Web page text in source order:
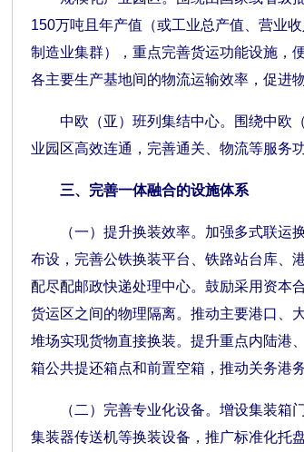
150万吨且年产值（或工业总产值、营业
制造业集群），重点完善货运功能设施，
各主要生产基地间的物流运输效率，促进
中欧（亚）班列集结中心。围绕中欧（
业园区高效连通，完善通关、物流等服务功
三、完善一体融合的设施体系
（一）提升换装效率。加强多式联运换
布设，完善公铁换装平台、铁路站台库、
配尽配邮政快递处理中心。鼓励采用资本
货运区之间的物理隔离。推动主要港口、
堆场实现货物直接换装。提升重点内陆港
箱公共提还箱点和前置空箱，推动关务港
（二）完善专业化设备。增设集装箱门
集装器传送机等换装设备，推广标准化托